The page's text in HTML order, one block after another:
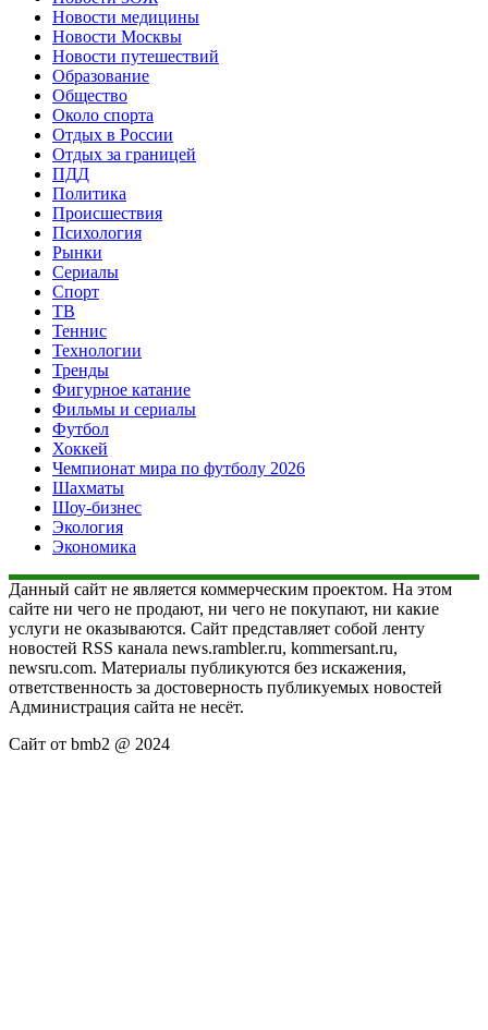
Новости медицины
Новости Москвы
Новости путешествий
Образование
Общество
Около спорта
Отдых в России
Отдых за границей
ПДД
Политика
Происшествия
Психология
Рынки
Сериалы
Спорт
ТВ
Теннис
Технологии
Тренды
Фигурное катание
Фильмы и сериалы
Футбол
Хоккей
Чемпионат мира по футболу 2026
Шахматы
Шоу-бизнес
Экология
Экономика
Данный сайт не является коммерческим проектом. На этом
сайте ни чего не продают, ни чего не покупают, ни какие
услуги не оказываются. Сайт представляет собой ленту
новостей RSS канала news.rambler.ru, kommersant.ru,
newsru.com. Материалы публикуются без искажения,
ответственность за достоверность публикуемых новостей
Администрация сайта не несёт.
Сайт от bmb2 @ 2024